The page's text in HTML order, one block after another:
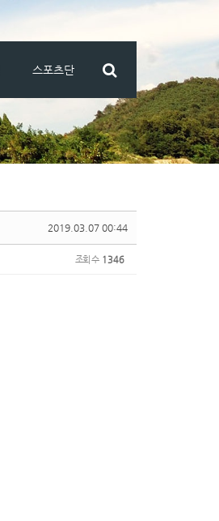
스포츠단
2019.03.07 00:44
조회 수 1346